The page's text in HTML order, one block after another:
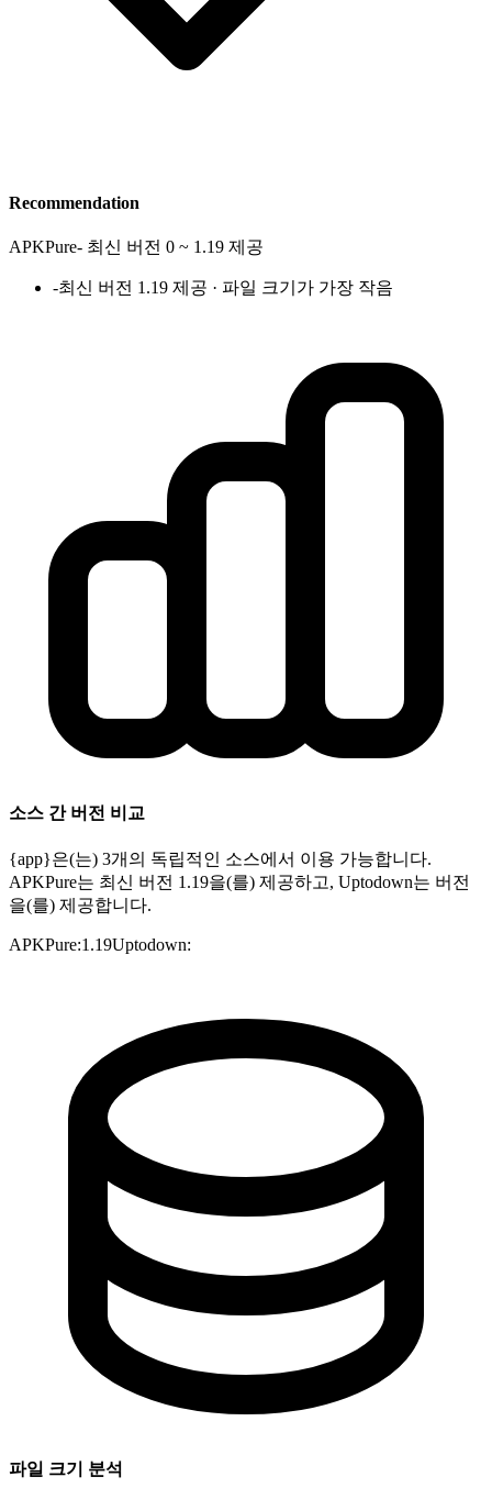
Recommendation
APKPure- 최신 버전 0 ~ 1.19 제공
-최신 버전 1.19 제공 · 파일 크기가 가장 작음
소스 간 버전 비교
{app}은(는) 3개의 독립적인 소스에서 이용 가능합니다.
APKPure는 최신 버전 1.19을(를) 제공하고, Uptodown는 버전
을(를) 제공합니다.
APKPure:1.19Uptodown:
파일 크기 분석